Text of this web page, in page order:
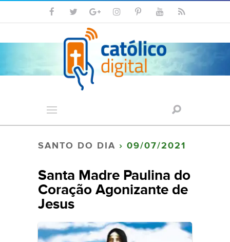
SANTO DO DIA › 09/07/2021
Santa Madre Paulina do
Coração Agonizante de
Jesus